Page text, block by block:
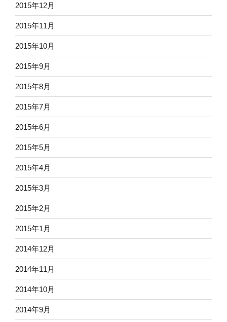
2015年12月
2015年11月
2015年10月
2015年9月
2015年8月
2015年7月
2015年6月
2015年5月
2015年4月
2015年3月
2015年2月
2015年1月
2014年12月
2014年11月
2014年10月
2014年9月